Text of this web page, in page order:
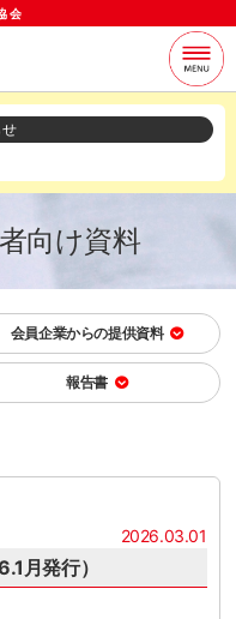
会
支援サービス
お問い合わせ
メールマガジン
向け資料
会員企業からの提供資料
報告書
2026.03.01
月発行）